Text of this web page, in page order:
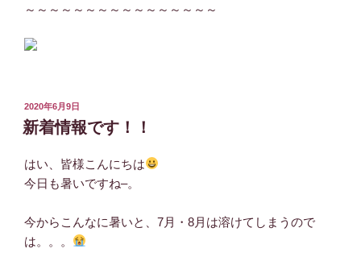
～～～～～～～～～～～～～～～～
投
稿
日:
2020年6月9日
新着情報です！！
はい、皆様こんにちは
今日も暑いですね–。
今からこんなに暑いと、7月・8月は溶けてしまうので
は。。。